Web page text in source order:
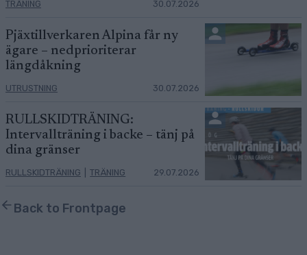
TRÄNING 30.07.2026
Pjäxtillverkaren Alpina får ny
ägare – nedprioriterar
längdåkning
UTRUSTNING 30.07.2026
RULLSKIDTRÄNING:
Intervallträning i backe – tänj på
dina gränser
RULLSKIDTRÄNING TRÄNING 29.07.2026
Back to Frontpage